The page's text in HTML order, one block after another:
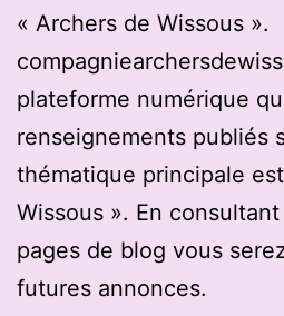
« Archers de Wissous ».
plateforme numérique
renseignements publiés
thématique principale
Wissous ». En
pages de blog vous
futures annonces.